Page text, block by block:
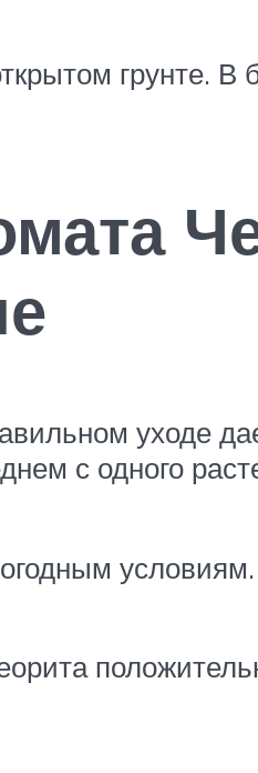
грунте. В
уходе
с одного